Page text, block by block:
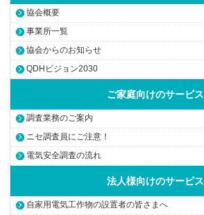
協会概要
事業所一覧
協会からのお知らせ
QDHビジョン2030
ご家庭向けのサービス
調査業務のご案内
ニセ調査員にご注意！
電気安全調査の流れ
法人様向けのサービス
自家用電気工作物の設置者の皆さまへ